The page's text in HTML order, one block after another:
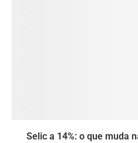
Selic a 14%: o que muda